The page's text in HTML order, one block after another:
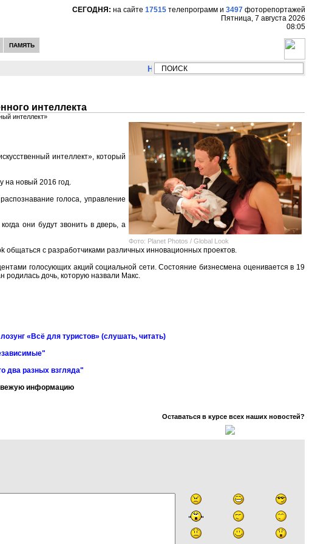
СЕГОДНЯ: на сайте 17515 телепрограмм и 3497 фоторепортажей
Пятница, 7 августа 2026
08:05
ПАМЯТЬ
НОВОСТИ: Сергей Цыпляев "Мир как
интеллекта
интеллект»
Фото: Planet Photos / Global Look
интеллект», который
на новый 2016 год.
голоса, управление
они будут звонить в дверь, а
общаться с разработчиками различных инновационных проектов.
голосующих акций социальной сети. Состояние бизнесмена оценивается в 19
родилась дочь, которую назвали Макс.
«Всё для туристов» (слушать, читать)
два разных взгляда"
информацию
Оставаться в курсе всех наших новостей?